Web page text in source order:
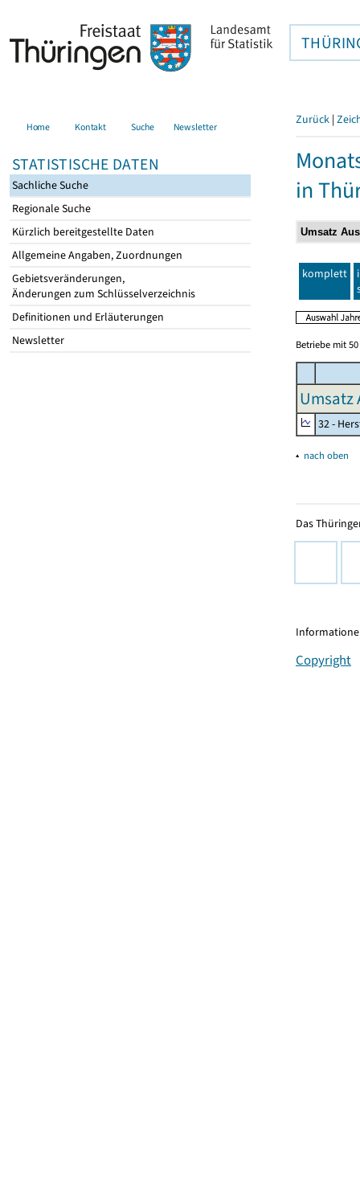
Home Kontakt Suche Newsletter
STATISTISCHE DATEN
Sachliche Suche
Regionale Suche
Kürzlich bereitgestellte Daten
Allgemeine Angaben, Zuordnungen
Gebietsveränderungen,
Änderungen zum Schlüsselverzeichnis
Definitionen und Erläuterungen
Newsletter
Zurück |
in
komplett
Betriebe mit
Umsatz
32 -
▴ nach oben
Das
Copyright